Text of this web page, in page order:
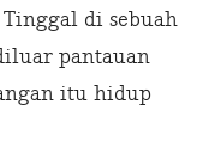
di sebuah
pantauan
itu hidup